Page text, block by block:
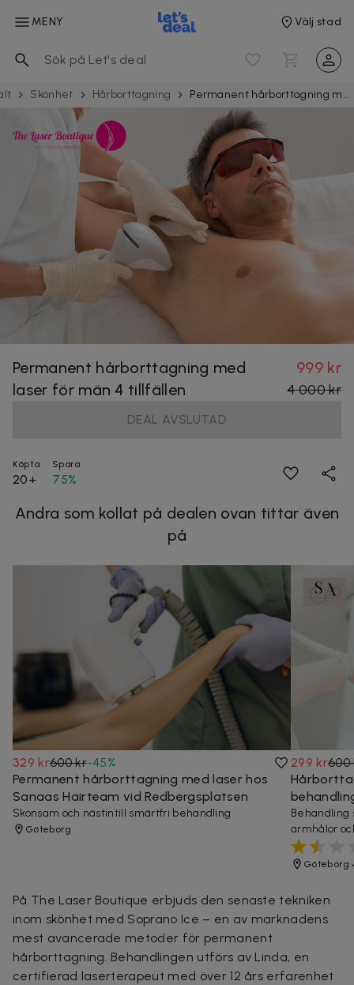
MENY Välj stad
Skönhet Hår­borttag­ning Permanent hårborttagning med laser för män 4 tillfällen
Permanent hårborttagning med
laser för män 4 tillfällen
999 kr
4 000 kr
DEAL AVSLUTAD
Köpta
20+
Spara
75%
Andra som kollat på dealen ovan tittar även
på
329 kr600 kr-45%
Permanent hårborttagning med laser hos
Sanaas Hairteam vid Redbergsplatsen
Skonsam och nästintill smärtfri behandling
Göteborg
299 kr600
Behandling
armhålor
Göteborg
På The Laser Boutique erbjuds den senaste tekniken
inom skönhet med Soprano Ice – en av marknadens
mest avancerade metoder för permanent
hårborttagning. Behandlingen utförs av Linda, en
certifierad laserterapeut med över 12 års erfarenhet